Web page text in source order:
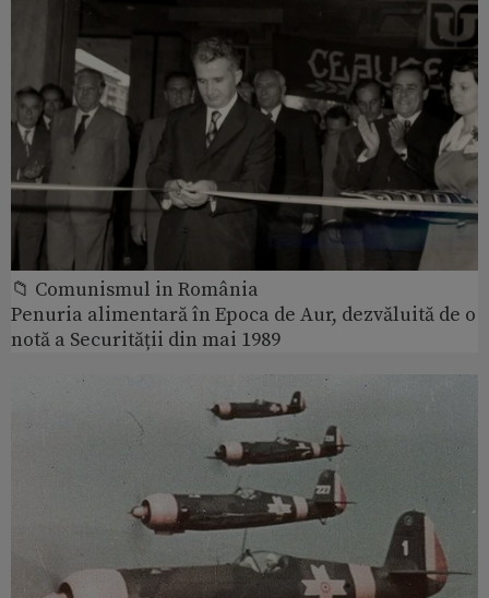
📁 Comunismul in România
Penuria alimentară în Epoca de Aur, dezvăluită de o
notă a Securității din mai 1989